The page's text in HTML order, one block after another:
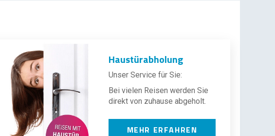
Haustürabholung
Unser Service für Sie:
Bei vielen Reisen werden Sie
direkt von zuhause abgeholt.
MEHR ERFAHREN